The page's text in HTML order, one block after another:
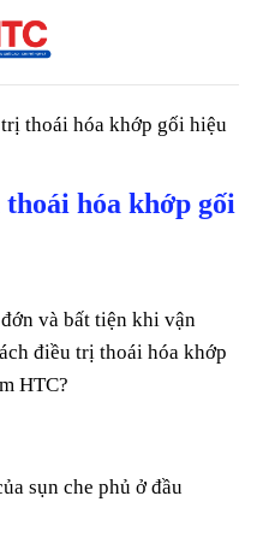
thoái hóa khớp gối hiệu
hóa khớp gối
và bất tiện khi vận
điều trị thoái hóa khớp
HTC?
sụn che phủ ở đầu